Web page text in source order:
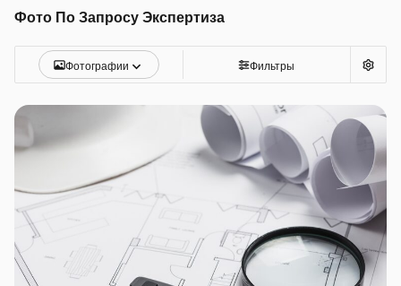
Фото По Запросу Экспертиза
Фотографии Фильтры